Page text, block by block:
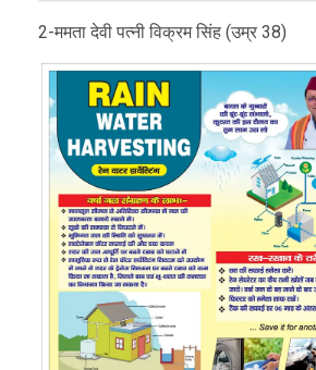
2-ममता देवी पत्नी विक्रम सिंह (उम्र 38)